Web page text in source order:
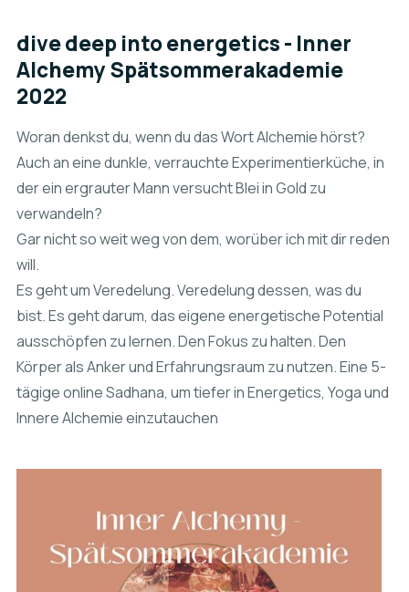
dive deep into energetics - Inner
Alchemy Spätsommerakademie
2022
Woran denkst du, wenn du das Wort Alchemie hörst?
Auch an eine dunkle, verrauchte Experimentierküche, in
der ein ergrauter Mann versucht Blei in Gold zu
verwandeln?
Gar nicht so weit weg von dem, worüber ich mit dir reden
will.
Es geht um Veredelung. Veredelung dessen, was du
bist. Es geht darum, das eigene energetische Potential
ausschöpfen zu lernen. Den Fokus zu halten. Den
Körper als Anker und Erfahrungsraum zu nutzen. Eine 5-
tägige online Sadhana, um tiefer in Energetics, Yoga und
Innere Alchemie einzutauchen